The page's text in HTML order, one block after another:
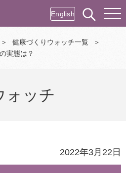
English
＞ 健康づくりウォッチ一覧
＞
実態は？
ォッチ
2022年3月22日